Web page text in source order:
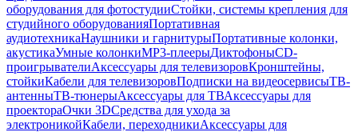
оборудования для фотостудииСтойки, системы крепления для
студийного оборудованияПортативная
аудиотехникаНаушники и гарнитурыПортативные колонки,
акустикаУмные колонкиMP3-плеерыДиктофоныCD-
проигрывателиАксессуары для телевизоровКронштейны,
стойкиКабели для телевизоровПодписки на видеосервисыТВ-
антенныТВ-тюнерыАксессуары для ТВАксессуары для
проектораОчки 3DСредства для ухода за
электроникойКабели, переходникиАксессуары для